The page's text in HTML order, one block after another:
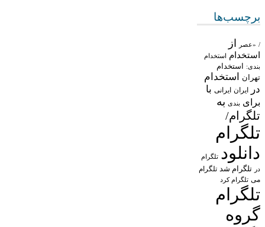
برچسب‌ها
/ «عصر از
استخدام استخدام
بندی: استخدام
تهران
استخدام
در
ایران ایرانی با
برای بندی به
تلگرام/
تلگرام
دانلود تلگرام
در تلگرام شد تلگرام
می تلگرام کرد
تلگرام
گروه